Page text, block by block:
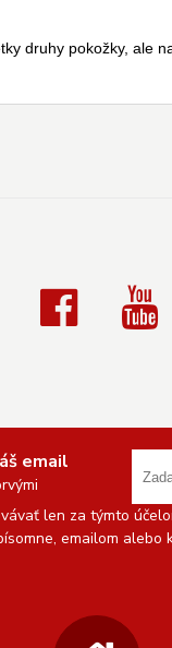
druhy pokožky, ale
email
len za týmto
emailom